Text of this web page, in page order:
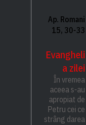
Ap. Romani
15, 30-33
Evangheli
a zilei
În vremea
aceea s-au
apropiat de
Petru cei ce
strâng darea